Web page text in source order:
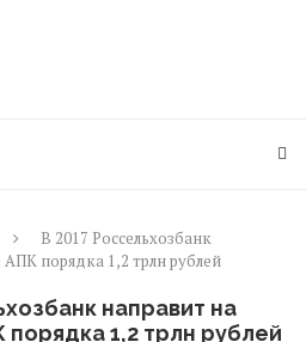
В 2017 Россельхозбанк
порядка 1,2 трлн рублей
направит на
1,2 трлн рублей